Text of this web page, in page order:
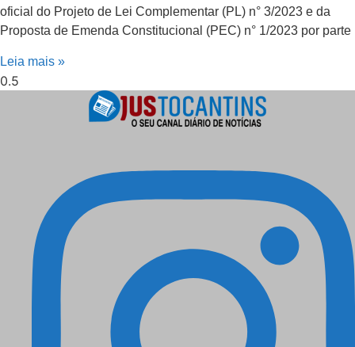
oficial do Projeto de Lei Complementar (PL) n° 3/2023 e da
Proposta de Emenda Constitucional (PEC) n° 1/2023 por parte
Leia mais »